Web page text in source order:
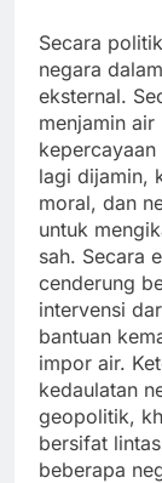
Secara
negara
eksternal.
menjamin
lagi dijamin,
moral, dan
untuk
sah. Secara
cenderung
intervensi
bantuan
impor air.
kedaulatan
geopolitik,
bersifat
beberapa